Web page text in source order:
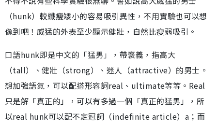
（hunk）較纖瘦矮小的容易吸引異性，不用實驗也可以想
像到吧！威猛的外表至少顯示健壯，自然比瘦弱吸引。
口語hunk即是中文的「猛男」，帶褒義，指高大
（tall）、健壯（strong）、迷人（attractive）的男士。
想加強語氣，可以配搭形容詞real、ultimate等等。Real
只是解「真正的」，可以有多過一個「真正的猛男」，所
以real hunk可以配不定冠詞（indefinite article）a；而